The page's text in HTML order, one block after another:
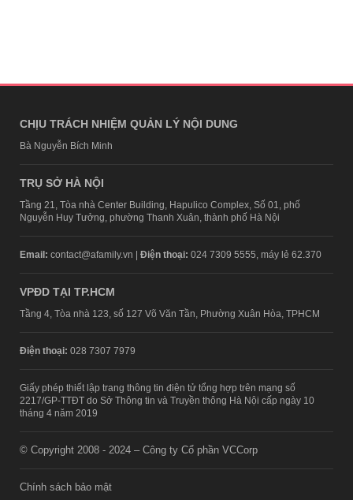
CHỊU TRÁCH NHIỆM QUẢN LÝ NỘI DUNG
Bà Nguyễn Bích Minh
TRỤ SỞ HÀ NỘI
Tầng 21, Tòa nhà Center Building, Hapulico Complex, Số 01, phố
Nguyễn Huy Tưởng, phường Thanh Xuân, thành phố Hà Nội
Email: contact@afamily.vn | Điện thoại: 024 7309 5555, máy lẻ 62.370
VPĐD TẠI TP.HCM
Tầng 4, Tòa nhà 123, số 127 Võ Văn Tần, Phường Xuân Hòa, TPHCM
Điện thoại: 028 7307 7979
Giấy phép thiết lập trang thông tin điện tử tổng hợp trên mạng số
2217/GP-TTĐT do Sở Thông tin và Truyền thông Hà Nội cấp ngày 10
tháng 4 năm 2019
© Copyright 2008 - 2024 – Công ty Cổ phần VCCorp
Chính sách bảo mật